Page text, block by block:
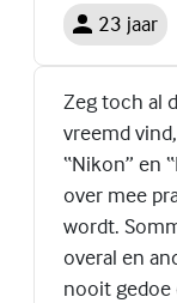
23 jaar
Zeg toch al
vreemd
“Nikon” en
over mee
wordt.
overal en
nooit gedoe